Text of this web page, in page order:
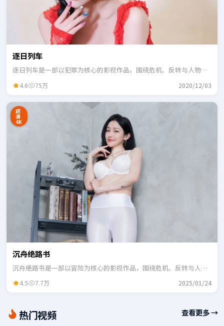
逐日列车
逐日列车是一部以犯罪为核心的影视作品，围绕危机、反转与人物成
4.6 75万 2020/12/03
超
清
4K
沉舟绝路书
沉舟绝路书是一部以冒险为核心的影视作品，围绕危机、反转与人物
4.5 7.7万 2025/01/24
热门视频 查看更多 →
生
追 98